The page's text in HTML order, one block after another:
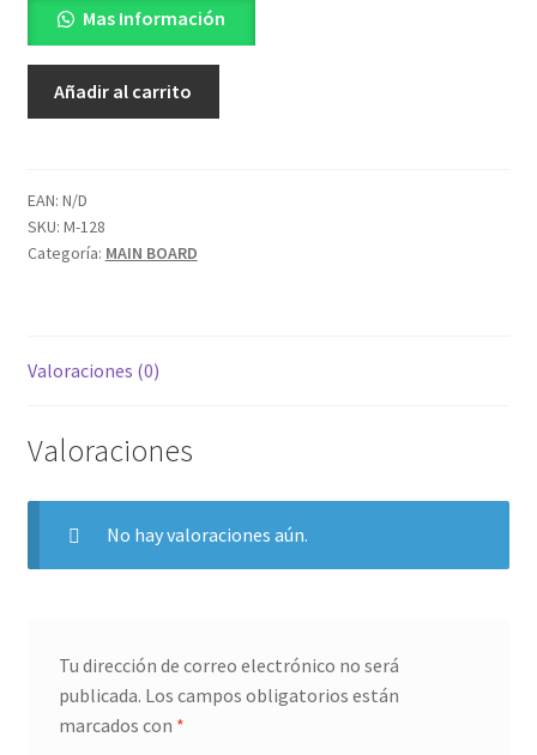
Mas Información
Añadir al carrito
EAN: N/D
SKU: M-128
Categoría: MAIN BOARD
Valoraciones (0)
Valoraciones
No hay valoraciones aún.
Tu dirección de correo electrónico no será
publicada. Los campos obligatorios están
marcados con *